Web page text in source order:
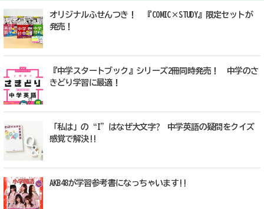
オリジナルふせんつき！ 『COMIC×STUDY』限定セットが
発売！
『中学スタートブック』シリーズ2冊同時発売！ 中学のさ
きどり学習に最適！
「私は」の“I”はなぜ大文字? 中学英語の疑問をクイズ
感覚で解決!!
AKB48が学習参考書になっちゃいます!!